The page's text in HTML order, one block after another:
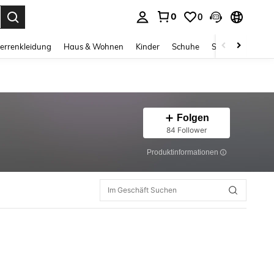
0 0
Haus & Wohnen Kinder Schuhe Schmuck &
Folgen
84 Follower
Produktinformationen